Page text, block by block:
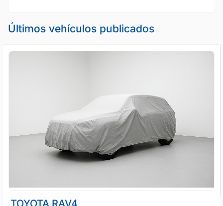
Últimos vehículos publicados